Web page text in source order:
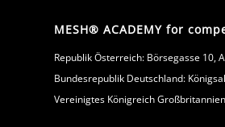
MESH® ACADEMY for
Republik Österreich: Börsegasse 10,
Bundesrepublik Deutschland:
Vereinigtes Königreich